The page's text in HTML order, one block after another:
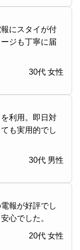
にスタイが付
ジも丁寧に届
30代 女性
利用。即日対
も実用的でし
30代 男性
報が好評でし
心でした。
20代 女性